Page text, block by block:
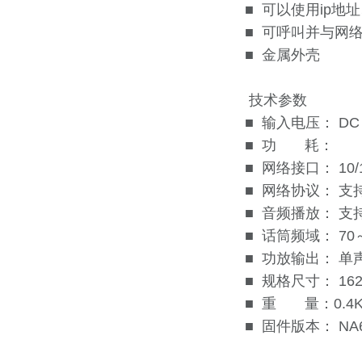
■ 可以使用ip地
■ 可呼叫并与网
■ 金属外壳
技术参数
■ 输入电压： DC
■ 功 耗：
■ 网络接口： 10/
■ 网络协议： 支
■ 音频播放： 支
■ 话筒频域： 70
■ 功放输出： 单
■ 规格尺寸：
■ 重 量：
■ 固件版本：